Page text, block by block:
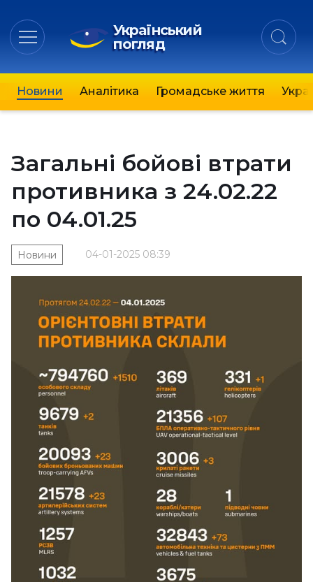
Український
погляд
Новини Аналітика Громадське життя
Загальні бойові втрати
противника з 24.02.22
по 04.01.25
04-01-2025 08:39
Новини